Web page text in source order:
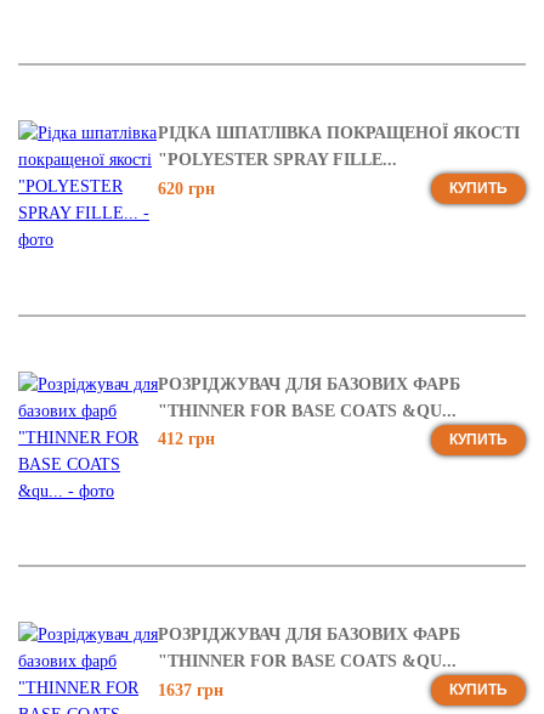
РІДКА ШПАТЛІВКА ПОКРАЩЕНОЇ ЯКОСТІ
"POLYESTER SPRAY FILLE...
620 грн
КУПИТЬ
РОЗРІДЖУВАЧ ДЛЯ БАЗОВИХ ФАРБ
"THINNER FOR BASE COATS &QU...
412 грн
КУПИТЬ
РОЗРІДЖУВАЧ ДЛЯ БАЗОВИХ ФАРБ
"THINNER FOR BASE COATS &QU...
1637 грн
КУПИТЬ